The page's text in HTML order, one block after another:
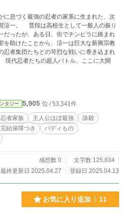
に息づく最強の忍者の家系に生まれた、次
て一般人の振り
だったが、ある日、街でチンピラに絡まれ
を助けたことから、涼一は巨大な新興宗教
忍者集団たちとの苛烈な戦いに巻き込まれ
タジー 5,905 位 / 53,341件
忍者家族 主人公ほぼ最強
誅殺
完結保障つき
バディもの
感想数 0
文字数 125,834
最終更新日 2025.04.27
登録日 2025.04.13
お気に入り追加 11